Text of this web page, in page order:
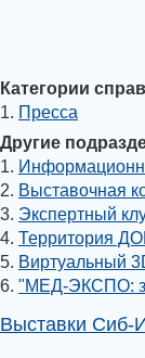
Категории
1. Пресса
Другие
1.
2. Выставочная
3. Экспертный
4. Территория
5. Виртуальный
6. "МЕД-ЭКСПО:
Выставки